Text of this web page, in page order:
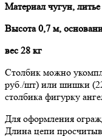
Материал чугун, литье
Высота 0,7 м,
вес 28 кг
Столбик можно
руб./шт) или шишки
столбика фигурку
Для оформления
Длина цепи